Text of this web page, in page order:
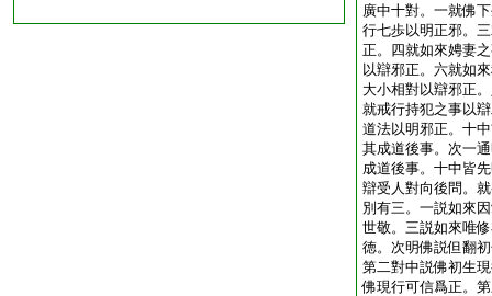
廣中十對。一就佛
行七歩以明正邪。
正。四就如來娉妻
以辯邪正。六就如
大小相對以辯邪正
就戒行持犯之事以
道法以明邪正。十
其成道後事。次一
成道後事。十中皆
辯受人對向後問。
別有三。一説如來
世敬。三説如來唯
徳。次明佛説但翻
第二對中説佛初生
佛現行可信爲正。